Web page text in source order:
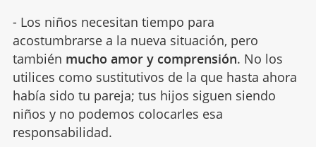
- Los niños necesitan tiempo para
acostumbrarse a la nueva situación, pero
también mucho amor y comprensión. No los
utilices como sustitutivos de la que hasta ahora
había sido tu pareja; tus hijos siguen siendo
niños y no podemos colocarles esa
responsabilidad.